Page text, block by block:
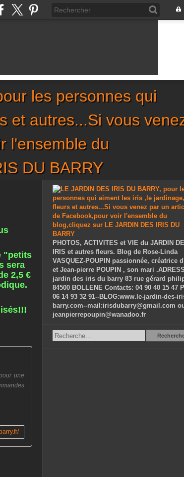
les personnes qui
et autres...Si vous
l'ensemble du
DU BARRY
"petits
sera
2,5 €
une
PHOTOS, ACTIVITES et VIE du JARDIN
IRIS et autres fleurs. Blog de Rose-Linda
VASQUEZ-POUPIN passionnée, créatrice
et Jean-pierre POUPIN , son mari
jardin des iris du barry 83 rue gérard
84500 BOLLENE Contacts: 04 90 40 15 47
06 14 93 32 91--BLOG:www.le-jardin-des-
barry.com--mail:irisdubarry@gmail.com
jeanpierrepoupin@wanadoo.fr
Recherche